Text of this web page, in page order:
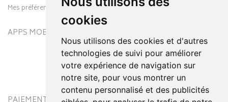
cookies
Nous utilisons des cookies et d'autres
technologies de suivi pour améliorer
votre expérience de navigation sur
notre site, pour vous montrer un
contenu personnalisé et des publicités
Mes préférences Cookies
APPS MOBILES